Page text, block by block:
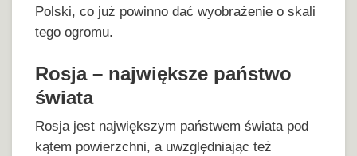
Polski, co już powinno dać wyobrażenie o skali
tego ogromu.
Rosja – największe państwo
świata
Rosja jest największym państwem świata pod
kątem powierzchni, a uwzględniając też